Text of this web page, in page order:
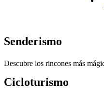
Senderismo
Descubre los rincones más
Cicloturismo